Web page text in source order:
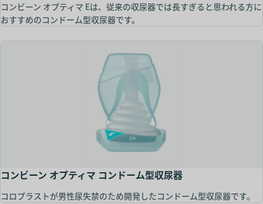
コンビーン オプティマ Eは、従来の収尿器では長すぎると思われる方に
おすすめのコンドーム型収尿器です。
コンビーン オプティマ コンドーム型収尿器
コロプラストが男性尿失禁のため開発したコンドーム型収尿器です。